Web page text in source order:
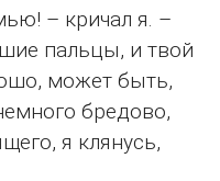
– кричал я. –
пальцы, и твой
может быть,
бредово,
я клянусь,